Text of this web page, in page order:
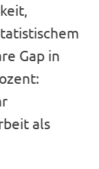
Gap in
als